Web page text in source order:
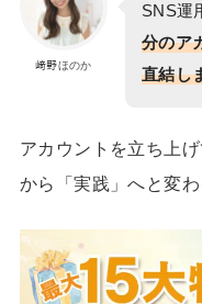
﨑野ほのか
SNS運
分のア
直結し
アカウントを立ち上
から「実践」へと変